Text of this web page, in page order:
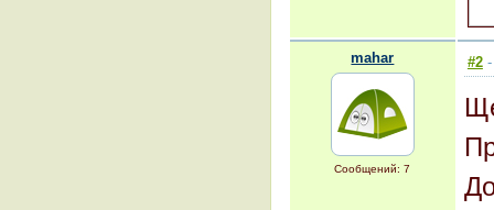
mahar
Сообщений: 7
#2-